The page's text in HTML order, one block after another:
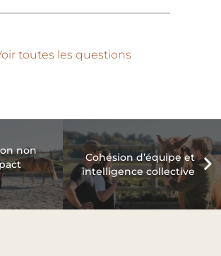
toutes les questions
non
Cohésion d’équipe et
intelligence collective